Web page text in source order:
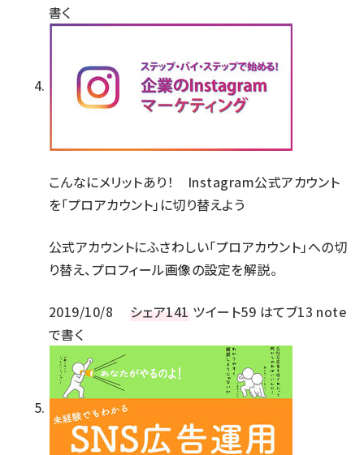
書く
こんなにメリットあり！ Instagram公式アカウント
を「プロアカウント」に切り替えよう
公式アカウントにふさわしい「プロアカウント」への切
り替え、プロフィール画像の設定を解説。
2019/10/8 シェア141 ツイート59 はてブ13 note
で書く